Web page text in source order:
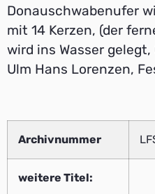
Donauschwabenufer
mit 14 Kerzen, (der
wird ins Wasser
Ulm Hans Lorenzen,
Archivnummer
weitere Titel: